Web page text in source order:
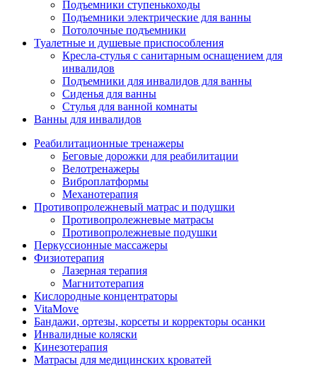
Подъемники ступенькоходы
Подъемники электрические для ванны
Потолочные подъемники
Туалетные и душевые приспособления
Кресла-стулья с санитарным оснащением для
инвалидов
Подъемники для инвалидов для ванны
Сиденья для ванны
Стулья для ванной комнаты
Ванны для инвалидов
Реабилитационные тренажеры
Беговые дорожки для реабилитации
Велотренажеры
Виброплатформы
Механотерапия
Противопролежневый матрас и подушки
Противопролежневые матрасы
Противопролежневые подушки
Перкуссионные массажеры
Физиотерапия
Лазерная терапия
Магнитотерапия
Кислородные концентраторы
VitaMove
Бандажи, ортезы, корсеты и корректоры осанки
Инвалидные коляски
Кинезотерапия
Матрасы для медицинских кроватей